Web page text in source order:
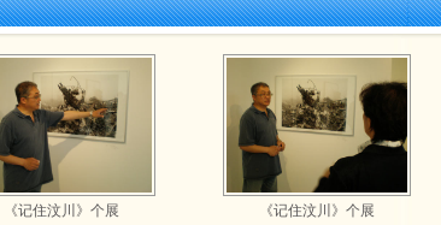
《记住汶川》个展 《记住汶川》个展